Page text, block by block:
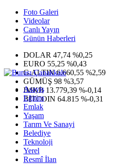
Foto Galeri
Videolar
Canlı Yayın
Günün Haberleri
DOLAR 47,74 %0,25
EURO 55,25 %0,43
G.ALTIN6.660,55 %2,59
GÜMÜŞ 98 %3,57
IMKB 13.779,39 %-0,14
BITCOIN 64.815 %-0,31
Asayiş
Eğitim
Emlak
Yaşam
Tarım Ve Sanayi
Belediye
Teknoloji
Yerel
Resmî İlan